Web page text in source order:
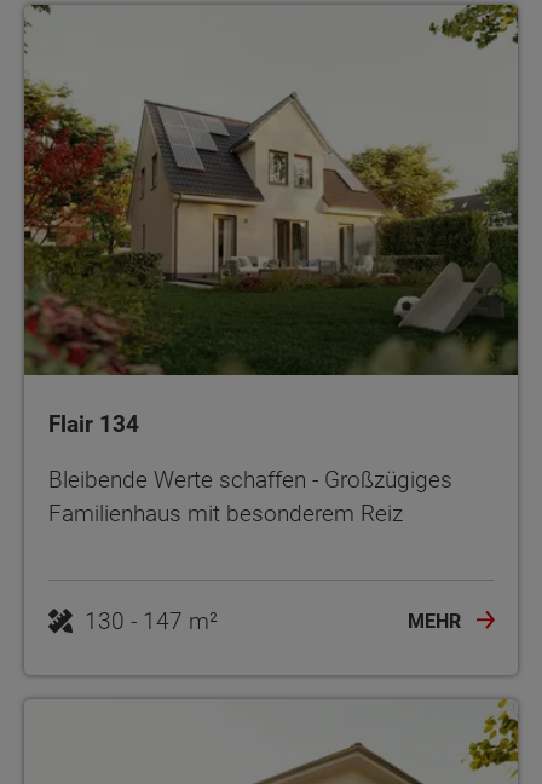
Flair 134
Bleibende Werte schaffen - Großzügiges
Familienhaus mit besonderem Reiz
130 - 147 m² MEHR